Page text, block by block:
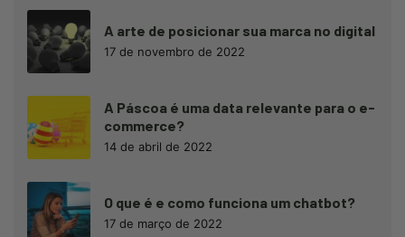
A arte de posicionar sua marca no digital
17 de novembro de 2022
A Páscoa é uma data relevante para o e-
commerce?
14 de abril de 2022
O que é e como funciona um chatbot?
17 de março de 2022